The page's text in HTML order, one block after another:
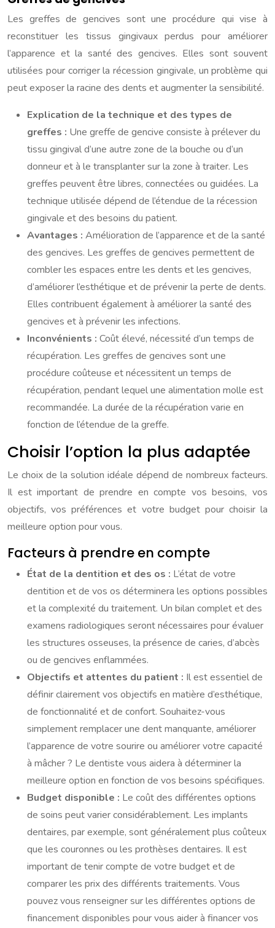
Les greffes de gencives sont une procédure qui vise à
reconstituer les tissus gingivaux perdus pour améliorer
l’apparence et la santé des gencives. Elles sont souvent
utilisées pour corriger la récession gingivale, un problème qui
peut exposer la racine des dents et augmenter la sensibilité.
Explication de la technique et des types de
greffes : Une greffe de gencive consiste à prélever du
tissu gingival d’une autre zone de la bouche ou d’un
donneur et à le transplanter sur la zone à traiter. Les
greffes peuvent être libres, connectées ou guidées. La
technique utilisée dépend de l’étendue de la récession
gingivale et des besoins du patient.
Avantages : Amélioration de l’apparence et de la santé
des gencives. Les greffes de gencives permettent de
combler les espaces entre les dents et les gencives,
d’améliorer l’esthétique et de prévenir la perte de dents.
Elles contribuent également à améliorer la santé des
gencives et à prévenir les infections.
Inconvénients : Coût élevé, nécessité d’un temps de
récupération. Les greffes de gencives sont une
procédure coûteuse et nécessitent un temps de
récupération, pendant lequel une alimentation molle est
recommandée. La durée de la récupération varie en
fonction de l’étendue de la greffe.
Choisir l’option la plus adaptée
Le choix de la solution idéale dépend de nombreux facteurs.
Il est important de prendre en compte vos besoins, vos
objectifs, vos préférences et votre budget pour choisir la
meilleure option pour vous.
Facteurs à prendre en compte
État de la dentition et des os : L’état de votre
dentition et de vos os déterminera les options possibles
et la complexité du traitement. Un bilan complet et des
examens radiologiques seront nécessaires pour évaluer
les structures osseuses, la présence de caries, d’abcès
ou de gencives enflammées.
Objectifs et attentes du patient : Il est essentiel de
définir clairement vos objectifs en matière d’esthétique,
de fonctionnalité et de confort. Souhaitez-vous
simplement remplacer une dent manquante, améliorer
l’apparence de votre sourire ou améliorer votre capacité
à mâcher ? Le dentiste vous aidera à déterminer la
meilleure option en fonction de vos besoins spécifiques.
Budget disponible : Le coût des différentes options
de soins peut varier considérablement. Les implants
dentaires, par exemple, sont généralement plus coûteux
que les couronnes ou les prothèses dentaires. Il est
important de tenir compte de votre budget et de
comparer les prix des différents traitements. Vous
pouvez vous renseigner sur les différentes options de
financement disponibles pour vous aider à financer vos